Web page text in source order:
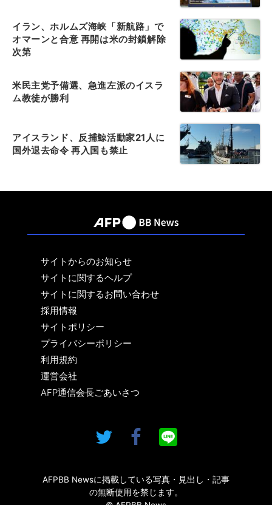
イラン、ホルムズ海峡「新航路」で
オマーンと合意 再開は米の封鎖解除
次第
米民主党予備選、急進左派のイスラ
ム教徒が勝利
アイスランド、反捕鯨活動家21人に
国外退去命令 再入国も禁止
サイトからのお知らせ
サイトに関するヘルプ
サイトに関するお問い合わせ
採用情報
サイトポリシー
プライバシーポリシー
利用規約
運営会社
AFP通信会長ごあいさつ
AFPBB Newsに掲載している写真・見出し・記事
の無断使用を禁じます。